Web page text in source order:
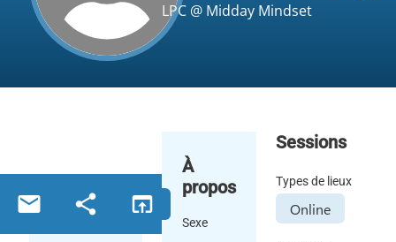
LPC @ Midday Mindset
email share open_in_browser
À
propos
Sexe
Sessions
Types de lieux
Online